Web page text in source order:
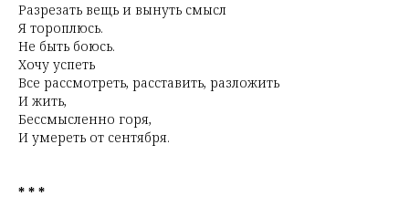
Разрезать вещь и вынуть смысл
Я тороплюсь.
Не быть боюсь.
Хочу успеть
Все рассмотреть, расставить, разложить
И жить,
Бессмысленно горя,
И умереть от сентября.
* * *